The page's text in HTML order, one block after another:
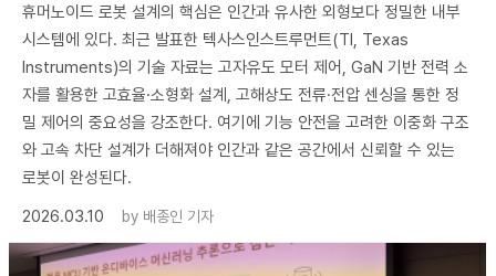
휴머노이드 로봇 설계의 핵심은 인간과 유사한 외형보다 정밀한 내부
시스템에 있다. 최근 발표한 텍사스인스트루먼트(TI, Texas
Instruments)의 기술 자료는 고자유도 모터 제어, GaN 기반 전력 소
자를 활용한 고효율·소형화 설계, 고해상도 전류·전압 센싱을 통한 정
밀 제어의 중요성을 강조한다. 여기에 기능 안전을 고려한 이중화 구조
와 고속 차단 설계가 더해져야 인간과 같은 공간에서 신뢰할 수 있는
로봇이 완성된다.
2026.03.10
by 배종인 기자